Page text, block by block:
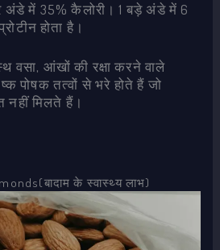
अंडे में 35% कैलोरी। 1 बड़े अंडे में 6
होता है।
वसा, आंखों की रक्षा करने वाले
पोषक तत्वों से भरे होते हैं जो
नहीं मिलते हैं।
के स्वास्थ्य लाभ)